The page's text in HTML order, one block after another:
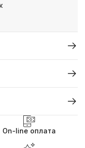
On-line оплата